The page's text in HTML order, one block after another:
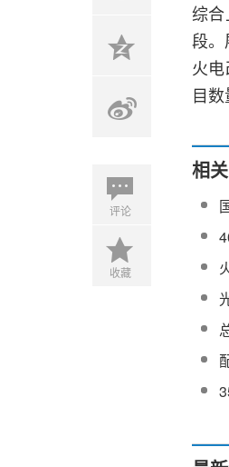
综
段
火
目
评论
收藏
相